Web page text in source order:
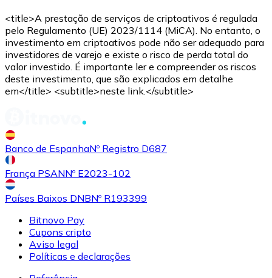
<title>A prestação de serviços de criptoativos é regulada
pelo Regulamento (UE) 2023/1114 (MiCA). No entanto, o
investimento em criptoativos pode não ser adequado para
investidores de varejo e existe o risco de perda total do
valor investido. É importante ler e compreender os riscos
deste investimento, que são explicados em detalhe
em</title> <subtitle>neste link.</subtitle>
Banco de EspanhaNº Registro D687
França PSANNº E2023-102
Países Baixos DNBNº R193399
Bitnovo Pay
Cupons cripto
Aviso legal
Políticas e declarações